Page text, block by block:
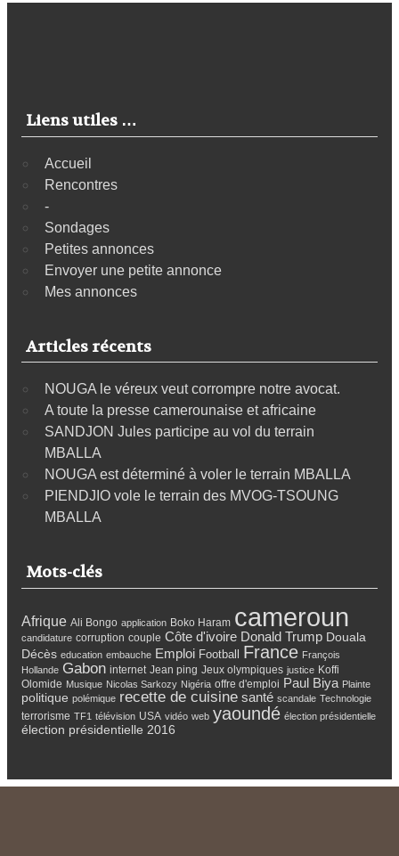
Liens utiles …
Accueil
Rencontres
-
Sondages
Petites annonces
Envoyer une petite annonce
Mes annonces
Articles récents
NOUGA le véreux veut corrompre notre avocat.
A toute la presse camerounaise et africaine
SANDJON Jules participe au vol du terrain
MBALLA
NOUGA est déterminé à voler le terrain MBALLA
PIENDJIO vole le terrain des MVOG-TSOUNG
MBALLA
Mots-clés
Afrique Ali Bongo application Boko Haram cameroun
candidature corruption couple Côte d'ivoire Donald Trump Douala
Décès education embauche Emploi Football France François
Hollande Gabon internet Jean ping Jeux olympiques justice Koffi
Olomide Musique Nicolas Sarkozy Nigéria offre d'emploi Paul Biya Plainte
politique polémique recette de cuisine santé scandale Technologie
terrorisme TF1 télévision USA vidéo web yaoundé élection présidentielle
élection présidentielle 2016